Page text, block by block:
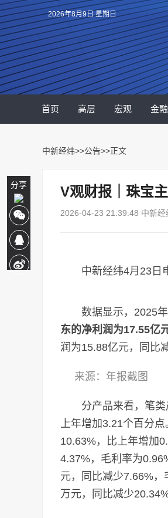
分享
2026年8月9日 星期日
首页 高层 宏观 金融
中新经纬>>公告>>正文
V观财报｜珠宝
2026-04-23 21:39:48 中新经
中新经纬4月23日电
数据显示，2025年
东的净利润为17.55亿
润为15.88亿元，同比
来源：年报截图
分产品来看，笔类
上年增加3.21个百分点
10.63%，比上年增加
4.37%，毛利率为
元，同比减少7.66%
万元，同比减少